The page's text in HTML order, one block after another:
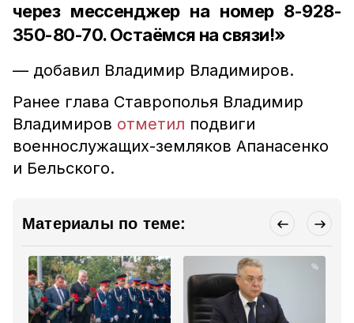
через мессенджер на номер 8-928-
350-80-70. Остаёмся на связи!»
— добавил Владимир Владимиров.
Ранее глава Ставрополья Владимир
Владимиров отметил подвиги
военнослужащих-земляков Апанасенко
и Бельского.
Материалы по теме: